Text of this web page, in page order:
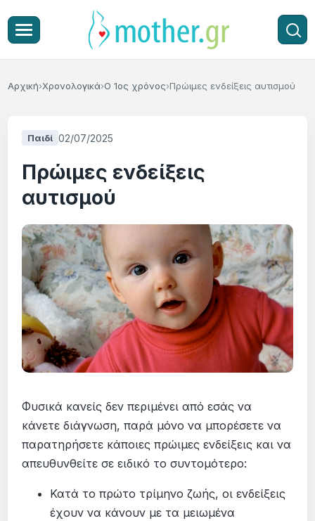
Αρχική Χρονολογικά Ο 1ος χρόνος Πρώιμες ενδείξεις αυτισμού
Παιδί 02/07/2025
Πρώιμες ενδείξεις
αυτισμού
Φυσικά κανείς δεν περιμένει από εσάς να
κάνετε διάγνωση, παρά μόνο να μπορέσετε να
παρατηρήσετε κάποιες πρώιμες ενδείξεις και να
απευθυνθείτε σε ειδικό το συντομότερο:
Κατά το πρώτο τρίμηνο ζωής, οι ενδείξεις
έχουν να κάνουν με τα μειωμένα